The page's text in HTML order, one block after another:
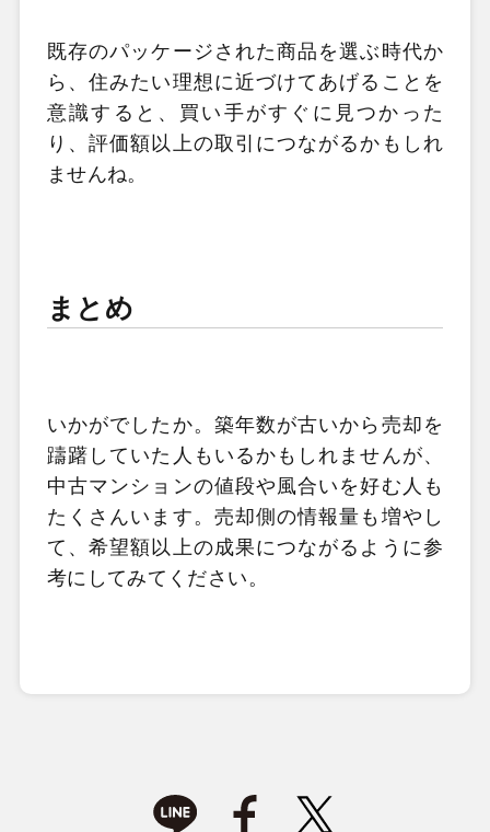
既存のパッケージされた商品を選ぶ時代か
ら、住みたい理想に近づけてあげることを
意識すると、買い手がすぐに見つかった
り、評価額以上の取引につながるかもしれ
ませんね。
まとめ
いかがでしたか。築年数が古いから売却を
躊躇していた人もいるかもしれませんが、
中古マンションの値段や風合いを好む人も
たくさんいます。売却側の情報量も増やし
て、希望額以上の成果につながるように参
考にしてみてください。